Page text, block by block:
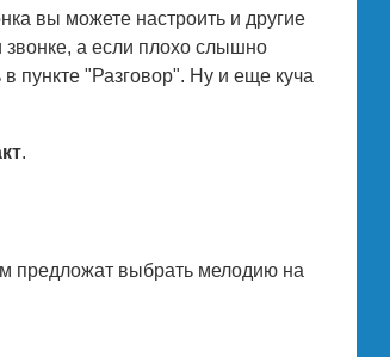
вы можете настроить и другие
а если плохо слышно
пункте "Разговор". Ну и еще куча
.
предложат выбрать мелодию на